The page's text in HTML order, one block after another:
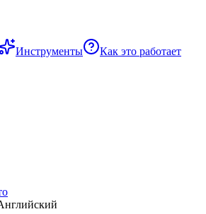
Инструменты Как это работает